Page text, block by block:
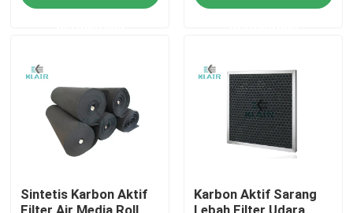
Tentang kami
Tur Pabrik
Kontrol kualitas
Sintetis Karbon Aktif
Karbon Aktif Sarang